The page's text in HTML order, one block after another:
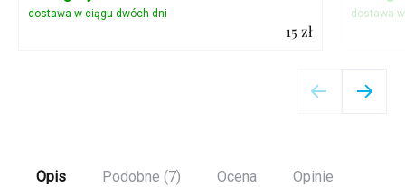
15 zł
Opis Podobne (7) Ocena Opinie